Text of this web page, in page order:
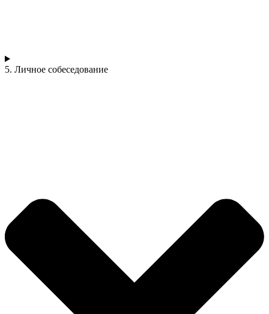
5. Личное собеседование